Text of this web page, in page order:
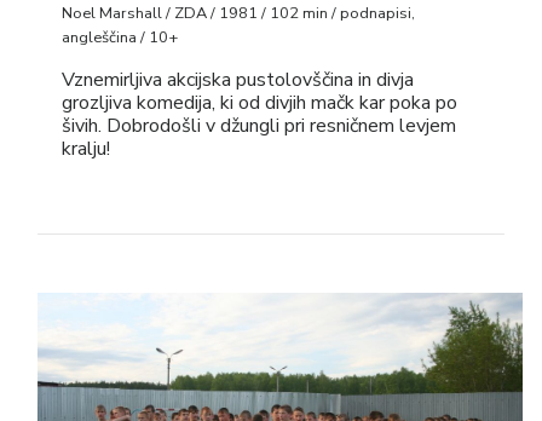
Noel Marshall / ZDA / 1981 / 102 min / podnapisi,
angleščina / 10+
Vznemirljiva akcijska pustolovščina in divja
grozljiva komedija, ki od divjih mačk kar poka po
šivih. Dobrodošli v džungli pri resničnem levjem
kralju!